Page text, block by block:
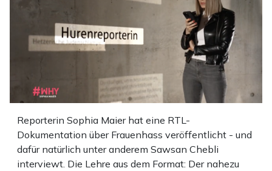
Reporterin Sophia Maier hat eine RTL-
Dokumentation über Frauenhass veröffentlicht - und
dafür natürlich unter anderem Sawsan Chebli
interviewt. Die Lehre aus dem Format: Der nahezu